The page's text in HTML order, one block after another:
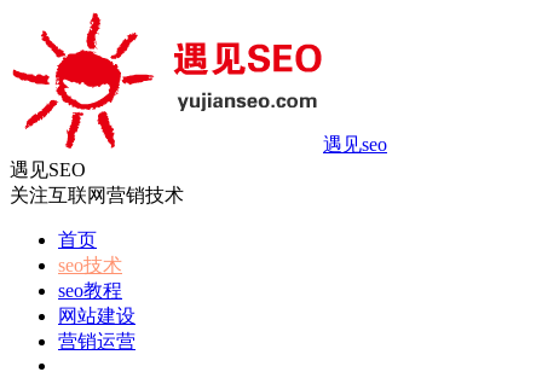
遇见seo
遇见SEO
关注互联网营销技术
首页
seo技术
seo教程
网站建设
营销运营